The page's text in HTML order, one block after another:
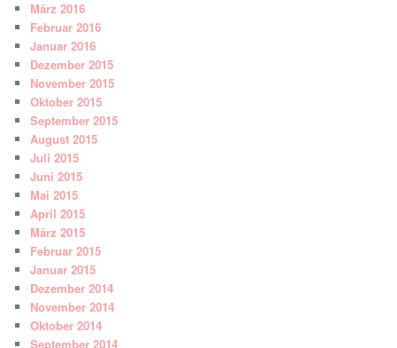
März 2016
Februar 2016
Januar 2016
Dezember 2015
November 2015
Oktober 2015
September 2015
August 2015
Juli 2015
Juni 2015
Mai 2015
April 2015
März 2015
Februar 2015
Januar 2015
Dezember 2014
November 2014
Oktober 2014
September 2014